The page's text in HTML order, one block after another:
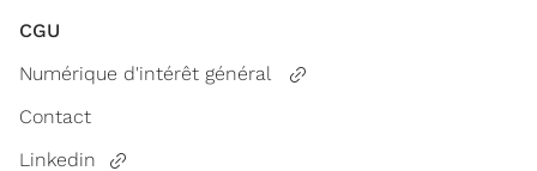
CGU
Numérique d'intérêt général
Contact
Linkedin